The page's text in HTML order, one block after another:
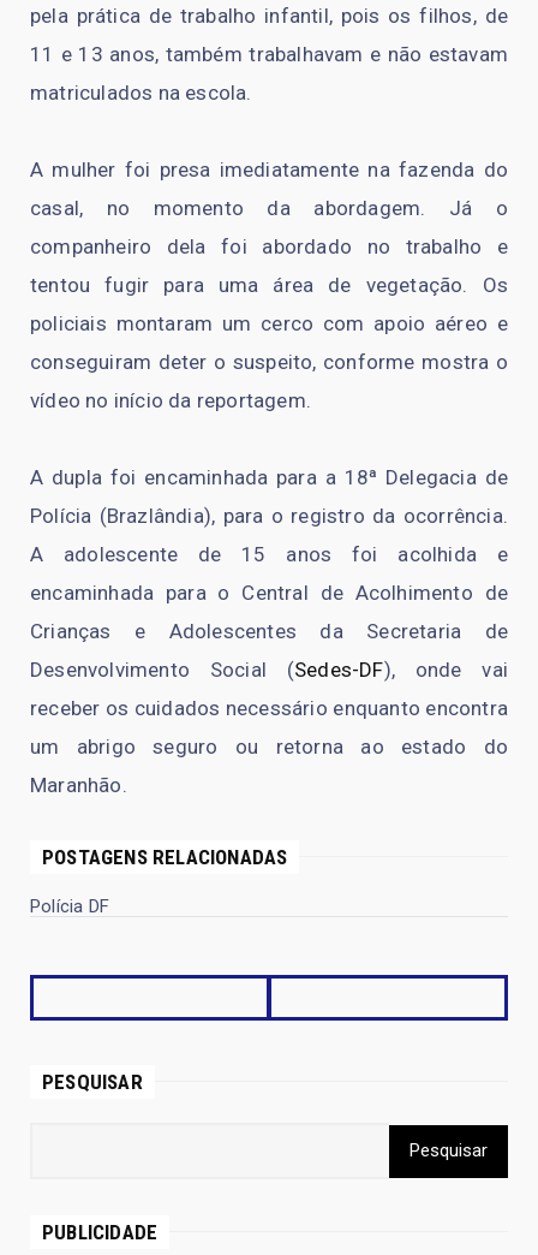
pela prática de trabalho infantil, pois os filhos, de
11 e 13 anos, também trabalhavam e não estavam
matriculados na escola.
A mulher foi presa imediatamente na fazenda do
casal, no momento da abordagem. Já o
companheiro dela foi abordado no trabalho e
tentou fugir para uma área de vegetação. Os
policiais montaram um cerco com apoio aéreo e
conseguiram deter o suspeito, conforme mostra o
vídeo no início da reportagem.
A dupla foi encaminhada para a 18ª Delegacia de
Polícia (Brazlândia), para o registro da ocorrência.
A adolescente de 15 anos foi acolhida e
encaminhada para o Central de Acolhimento de
Crianças e Adolescentes da Secretaria de
Desenvolvimento Social (Sedes-DF), onde vai
receber os cuidados necessário enquanto encontra
um abrigo seguro ou retorna ao estado do
Maranhão.
POSTAGENS RELACIONADAS
Polícia DF
PESQUISAR
PUBLICIDADE